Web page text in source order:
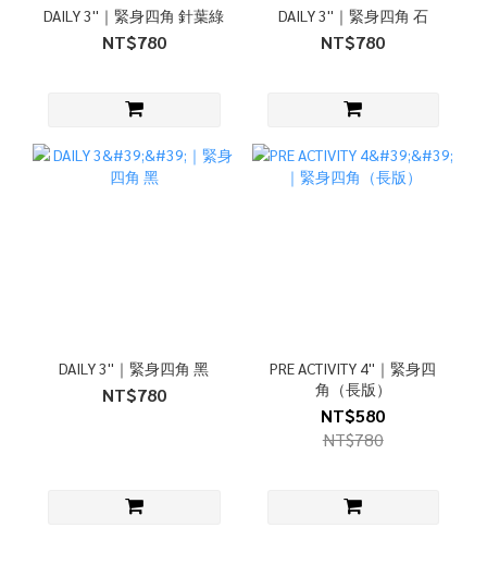
DAILY 3''｜緊身四角 針葉綠
NT$780
DAILY 3''｜緊身四角 石
NT$780
DAILY 3''｜緊身四角 黑
NT$780
PRE ACTIVITY 4''｜緊身四
角（長版）
NT$580
NT$780